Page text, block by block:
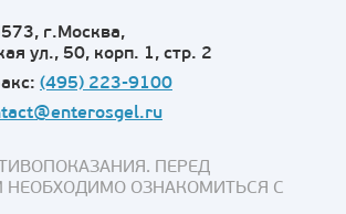
г.Москва,
ул., 50, корп. 1, стр. 2
(495) 223-9100
ПЕРЕД
НЕОБХОДИМО ОЗНАКОМИТЬСЯ С